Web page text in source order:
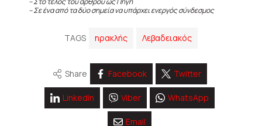
– Σε ένα από τα δύο σημεία να υπάρχει ενεργός σύνδεσμος
TAGS ηρακλής Λεβαδειακός
Share Facebook Twitter
Linkedin Viber WhatsApp
Email